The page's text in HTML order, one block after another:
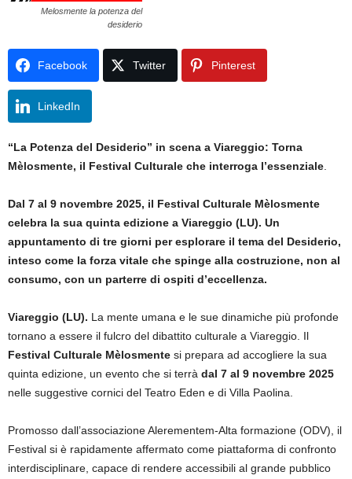
Melosmente la potenza del
desiderio
Facebook Twitter Pinterest
LinkedIn
“La Potenza del Desiderio” in scena a Viareggio: Torna
Mèlosmente, il Festival Culturale che interroga l’essenziale
Dal 7 al 9 novembre 2025, il Festival Culturale Mèlosmente
celebra la sua quinta edizione a Viareggio (LU). Un
appuntamento di tre giorni per esplorare il tema del Desiderio,
inteso come la forza vitale che spinge alla costruzione, non al
consumo, con un parterre di ospiti d’eccellenza.
Viareggio (LU). La mente umana e le sue dinamiche più profonde
tornano a essere il fulcro del dibattito culturale a Viareggio. Il
Festival Culturale Mèlosmente si prepara ad accogliere la sua
quinta edizione, un evento che si terrà dal 7 al 9 novembre 2025
nelle suggestive cornici del Teatro Eden e di Villa Paolina.
Promosso dall’associazione Alerementem-Alta formazione (ODV), il
Festival si è rapidamente affermato come piattaforma di confronto
interdisciplinare, capace di rendere accessibili al grande pubblico